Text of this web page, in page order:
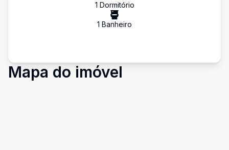
1 Dormitório
1 Banheiro
Mapa do imóvel